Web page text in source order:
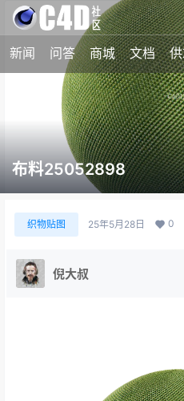
新闻 问答 商城 文档
布料25052898
织物贴图 25年5月28日 0
倪大叔